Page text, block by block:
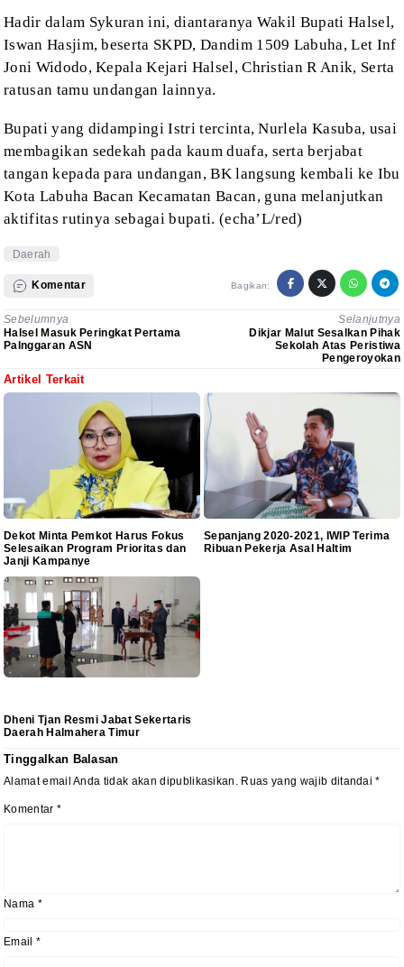
Hadir dalam Sykuran ini, diantaranya Wakil Bupati Halsel,
Iswan Hasjim, beserta SKPD, Dandim 1509 Labuha, Let Inf
Joni Widodo, Kepala Kejari Halsel, Christian RAnik, Serta
ratusan tamu undangan lainnya.
Bupatiyang didampingi Istri tercinta, Nurlela Kasuba, usai
membagikan sedekah pada kaum duafa, serta berjabat
tangan kepada para undangan, BK langsung kembali ke Ibu
Kota Labuha Bacan Kecamatan Bacan, guna melanjutkan
aktifitas rutinya sebagai bupati. (echa’L/red)
Daerah
Komentar Bagikan:
Sebelumnya
Halsel Masuk Peringkat Pertama
Palnggaran ASN
Selanjutnya
Dikjar Malut Sesalkan Pihak
Sekolah Atas Peristiwa
Pengeroyokan
Artikel Terkait
Dekot Minta Pemkot Harus Fokus
Selesaikan Program Prioritas dan
Janji Kampanye
Sepanjang 2020-2021, IWIP Terima
Ribuan Pekerja Asal Haltim
Dheni Tjan Resmi Jabat Sekertaris
Daerah Halmahera Timur
Tinggalkan Balasan
Alamat email Anda tidak akan dipublikasikan. Ruas yang wajib ditandai*
Komentar *
Nama *
Email *